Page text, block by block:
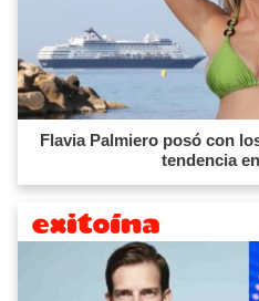
Flavia Palmiero posó con
tendencia